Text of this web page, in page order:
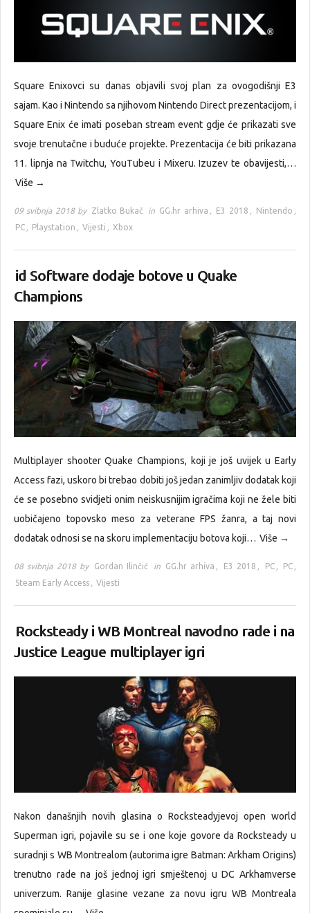
Square Enixovci su danas objavili svoj plan za ovogodišnji E3
sajam. Kao i Nintendo sa njihovom Nintendo Direct prezentacijom, i
Square Enix će imati poseban stream event gdje će prikazati sve
svoje trenutačne i buduće projekte. Prezentacija će biti prikazana
11. lipnja na Twitchu, YouTubeu i Mixeru. Izuzev te obavijesti,…
Više →
09 svibnja 2018 by Zlatko Bukač in GG.hr arhiva , E3 2018 , Nintendo ,
PC , Playstation , Vijesti , Xbox
id Software dodaje botove u Quake
Champions
Multiplayer shooter Quake Champions, koji je još uvijek u Early
Access fazi, uskoro bi trebao dobiti još jedan zanimljiv dodatak koji
će se posebno svidjeti onim neiskusnijim igračima koji ne žele biti
uobičajeno topovsko meso za veterane FPS žanra, a taj novi
dodatak odnosi se na skoru implementaciju botova koji… Više →
08 svibnja 2018 by Gordan Ilinčić in GG.hr arhiva , E3 2018 , PC , PC ,
Steam Early Access , Vijesti
Rocksteady i WB Montreal navodno rade i na
Justice League multiplayer igri
Nakon današnjih novih glasina o Rocksteadyjevoj open world
Superman igri, pojavile su se i one koje govore da Rocksteady u
suradnji s WB Montrealom (autorima igre Batman: Arkham Origins)
trenutno rade na još jednoj igri smještenoj u DC Arkhamverse
univerzum. Ranije glasine vezane za novu igru WB Montreala